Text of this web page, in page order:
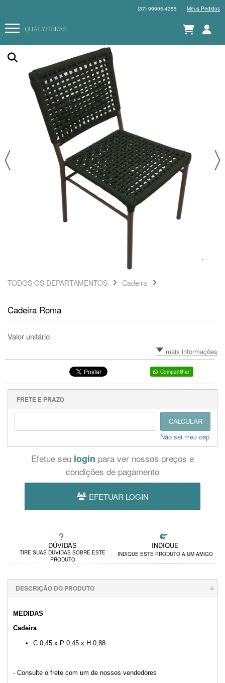
(37) 99905-4355 Meus Pedidos
TODOS OS DEPARTAMENTOS Cadeira
Cadeira Roma
Valor unitário
mais informações
Compartilhar
DÚVIDAS
TIRE SUAS DÚVIDAS SOBRE ESTE
PRODUTO
INDIQUE
INDIQUE ESTE PRODUTO A UM AMIGO
Efetue seu login para ver nossos preços e
condições de pagamento
EFETUAR LOGIN
FRETE E PRAZO
CALCULAR
Não sei meu cep
DESCRIÇÃO DO PRODUTO
MEDIDAS
Cadeira
C 0,45 x P 0,45 x H 0,88
- Consulte o frete com um de nossos vendedores